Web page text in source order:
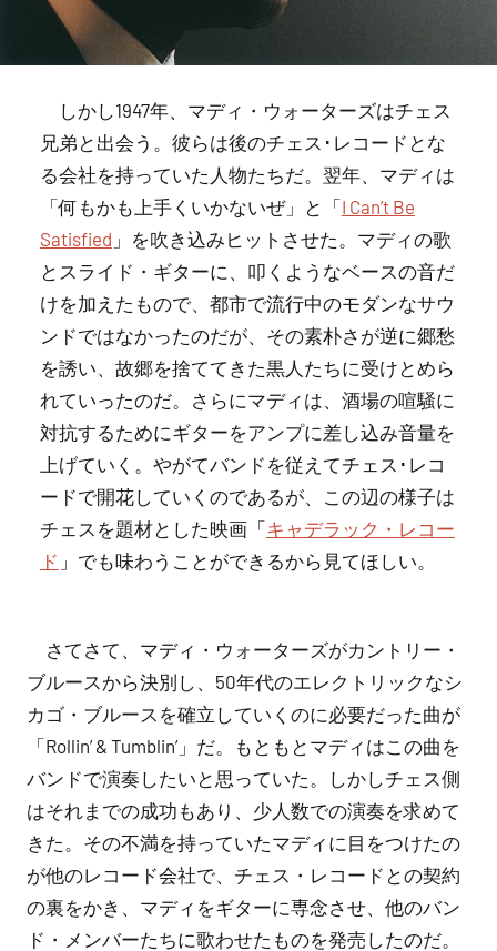
しかし1947年、マディ・ウォーターズはチェス
兄弟と出会う。彼らは後のチェス･レコードとな
る会社を持っていた人物たちだ。翌年、マディは
「何もかも上手くいかないぜ」と「I Can’t Be
Satisfied 」を吹き込みヒットさせた。マディの歌
とスライド・ギターに、叩くようなベースの音だ
けを加えたもので、都市で流行中のモダンなサウ
ンドではなかったのだが、その素朴さが逆に郷愁
を誘い、故郷を捨ててきた黒人たちに受けとめら
れていったのだ。さらにマディは、酒場の喧騒に
対抗するためにギターをアンプに差し込み音量を
上げていく。やがてバンドを従えてチェス･レコ
ードで開花していくのであるが、この辺の様子は
チェスを題材とした映画「キャデラック・レコー
ド 」でも味わうことができるから見てほしい。
さてさて、マディ・ウォーターズがカントリー・
ブルースから決別し、50年代のエレクトリックなシ
カゴ・ブルースを確立していくのに必要だった曲が
「Rollin’ & Tumblin’」だ。もともとマディはこの曲を
バンドで演奏したいと思っていた。しかしチェス側
はそれまでの成功もあり、少人数での演奏を求めて
きた。その不満を持っていたマディに目をつけたの
が他のレコード会社で、チェス・レコードとの契約
の裏をかき、マディをギターに専念させ、他のバン
ド・メンバーたちに歌わせたものを発売したのだ。